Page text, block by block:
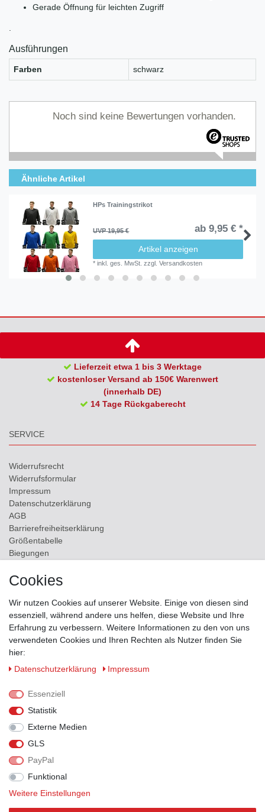
Gerade Öffnung für leichten Zugriff
Ausführungen
Farben schwarz
Noch sind keine Bewertungen vorhanden.
Ähnliche Artikel
HPs Trainingstrikot
UVP 19,95 € ab 9,95 € *
Artikel anzeigen
*inkl. ges. MwSt. zzgl.Versandkosten
Lieferzeit etwa 1 bis 3 Werktage
kostenloser Versand ab 150€ Warenwert
(innerhalb DE)
14 Tage Rückgaberecht
SERVICE
Widerrufs­recht
Widerrufs­formular
Impressum
Daten­schutz­erklärung
AGB
Barrierefreiheitserklärung
Größentabelle
Biegungen
Kontakt
ZAHLUNGSMÖGLICHKEITEN
VERSANDPARTNER
Cookies
Wir nutzen Cookies auf unserer Website. Einige von diesen sind
essenziell, während andere uns helfen, diese Website und Ihre
Erfahrung zu verbessern. Weitere Informationen zu den von uns
verwendeten Cookies und Ihren Rechten als Nutzer finden Sie
hier:
Daten­schutz­erklärung
Impressum
Essenziell
Statistik
Externe Medien
GLS
PayPal
Funktional
Weitere Einstellungen